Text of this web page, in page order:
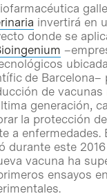
invertirá en
donde se
de Barcelona–
de vacunas
generación,
la protección
a enfermedades.
durante este
vacuna ha
ensayos